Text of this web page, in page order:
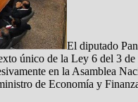
El diputado
único de la Ley 6 del 3
en la Asamblea
de Economía y